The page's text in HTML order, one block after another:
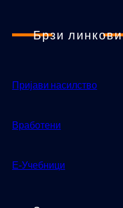
Брзи линкови
Пријави насилство
Вработени
Е-Учебници